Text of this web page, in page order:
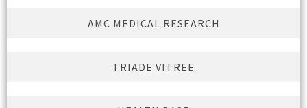
AMC MEDICAL RESEARCH
TRIADE VITREE